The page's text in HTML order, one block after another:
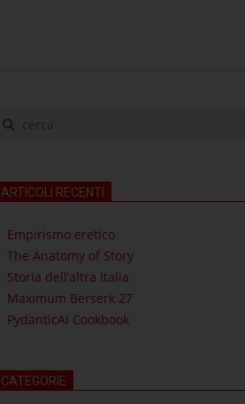
cerca
ARTICOLI RECENTI
Empirismo eretico
The Anatomy of Story
Storia dell’altra Italia
Maximum Berserk 27
PydanticAI Cookbook
CATEGORIE